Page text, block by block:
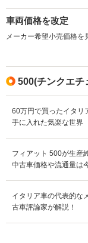
車両価格を改定
500(チンクエチ
60万円で買ったイタリ
手に入れた気楽な世界
フィアット 500が生産
中古車価格や流通量は
イタリア車の代表的な
古車評論家が解説！